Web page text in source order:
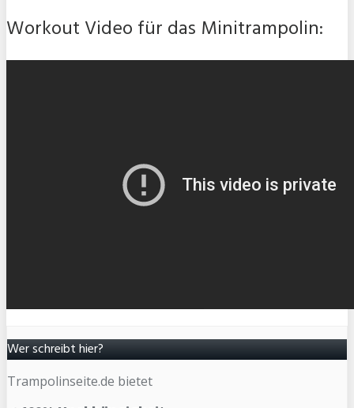
Workout Video für das Minitrampolin:
Wer schreibt hier?
Trampolinseite.de bietet